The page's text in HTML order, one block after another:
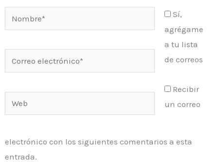
Nombre*
electrónico*
Sí,
agrégame
a tu lista
de correos
Recibir
un correo
electrónico con los siguientes comentarios a esta
entrada.